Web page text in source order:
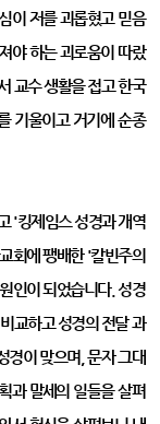
이 저를 괴롭혔고 믿음
야 하는 괴로움이 따랐
교수 생활을 접고 한국
기울이고 거기에 순종
'킹제임스 성경과 개역
회에 팽배한 '칼빈주의
인이 되었습니다. 성경
교하고 성경의 전달 과
경이 맞으며, 문자 그대
과 말세의 일들을 살펴